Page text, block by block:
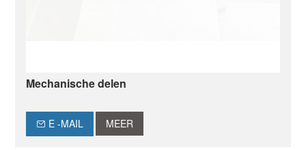
Mechanische delen
E -MAIL MEER